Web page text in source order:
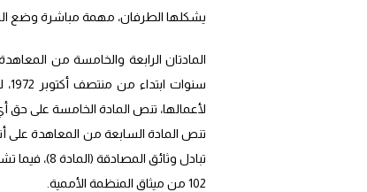
يشكلها الطرفان، مهمة مباشرة وضع
المادتان الرابعة والخامسة من
لأعمالها، تنص المادة الخامسة على
تنص المادة السابعة من المعاهدة على
تبادل وثائق
102 من ميثاق المنظمة الأممية.